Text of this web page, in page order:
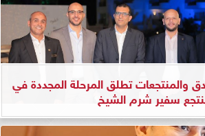
والمنتجعات تطلق المرحلة المجددة في
سفير شرم الشيخ